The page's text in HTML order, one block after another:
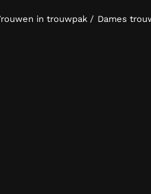
in trouwpak Dames